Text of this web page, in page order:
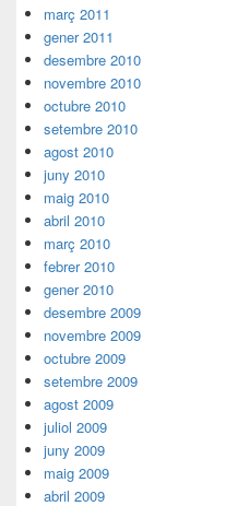
març 2011
gener 2011
desembre 2010
novembre 2010
octubre 2010
setembre 2010
agost 2010
juny 2010
maig 2010
abril 2010
març 2010
febrer 2010
gener 2010
desembre 2009
novembre 2009
octubre 2009
setembre 2009
agost 2009
juliol 2009
juny 2009
maig 2009
abril 2009